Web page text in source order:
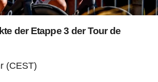
der Etappe 3 der Tour de
(CEST)